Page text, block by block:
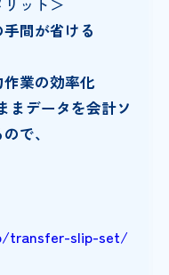
ット＞
間が省ける
作業の効率化
まデータを会計ソ
で、
transfer-slip-set/